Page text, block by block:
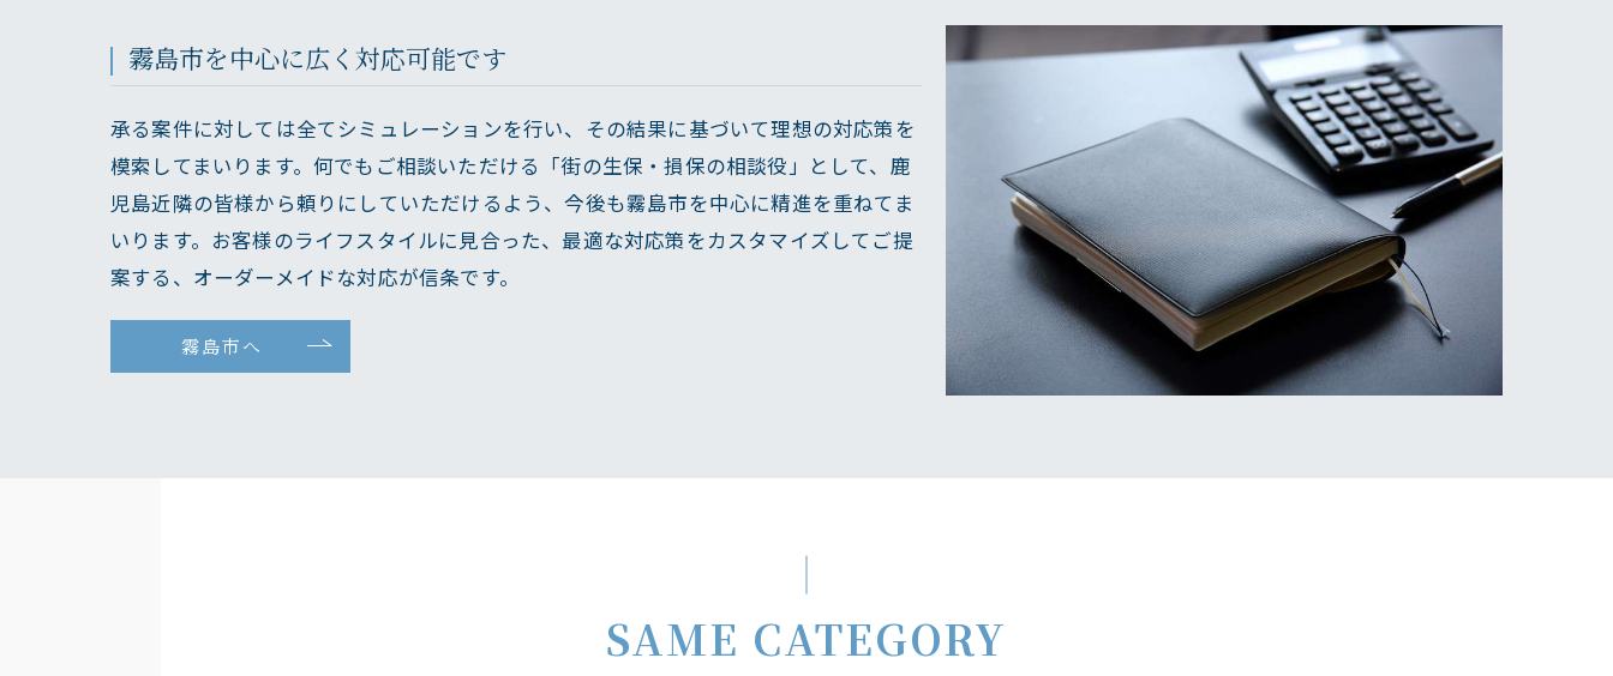
霧島市を中心に広く対応可能です
承る案件に対しては全てシミュレーションを行い、その結果に基づいて理想の対応策を
模索してまいります。何でもご相談いただける「街の生保・損保の相談役」として、鹿
児島近隣の皆様から頼りにしていただけるよう、今後も霧島市を中心に精進を重ねてま
いります。お客様のライフスタイルに見合った、最適な対応策をカスタマイズしてご提
案する、オーダーメイドな対応が信条です。
霧島市へ
SAME CATEGORY